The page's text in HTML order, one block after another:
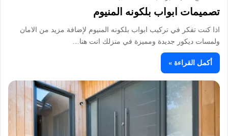
تصميمات ابواب بلكونه المنيوم
اذا كنت تفكر في تركيب ابواب بلكونه المنيوم لإضافة مزيد من الامان
ولمسات ديكور جديدة ومميزة في منزلك انت هنا…
أكمل القراءة »